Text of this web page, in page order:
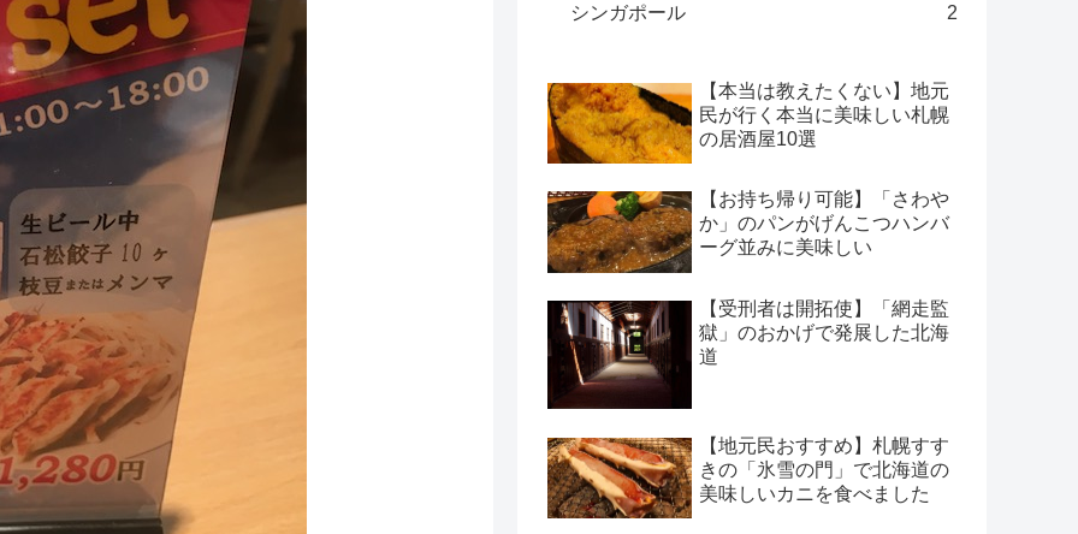
シンガポール 2
【本当は教えたくない】地元
民が行く本当に美味しい札幌
の居酒屋10選
【お持ち帰り可能】「さわや
か」のパンがげんこつハンバ
ーグ並みに美味しい
【受刑者は開拓使】「網走監
獄」のおかげで発展した北海
道
【地元民おすすめ】札幌すす
きの「氷雪の門」で北海道の
美味しいカニを食べました